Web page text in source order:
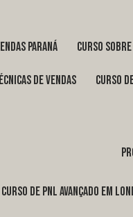
Paraná curso
de vendas curso
curso de pnl avançado em